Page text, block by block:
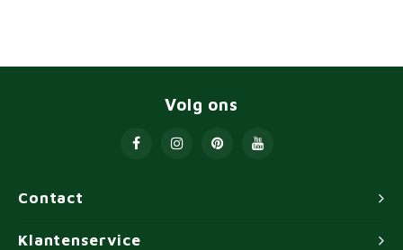
Contact
Volg ons
Klantenservice